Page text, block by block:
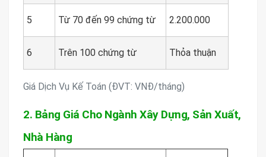
Giá Dịch Vụ Kế Toán (ĐVT: VNĐ/tháng)
5 Từ 70 đến 99 chứng từ 2.200.000
6 Trên 100 chứng từ Thỏa thuận
2. Bảng Giá Cho Ngành Xây Dựng, Sản Xuất,
Nhà Hàng